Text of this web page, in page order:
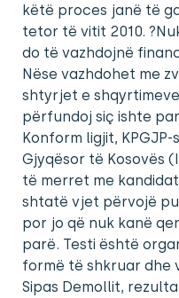
këtë proces janë të
tetor të vitit 2010.
do të vazhdojnë
Nëse vazhdohet me
shtyrjet e
përfundoj siç ishte
Konform ligjit,
Gjyqësor të Kosovës
të merret me
shtatë vjet përvojë
por jo që nuk kanë
parë. Testi është
formë të shkruar dhe
Sipas Demollit,